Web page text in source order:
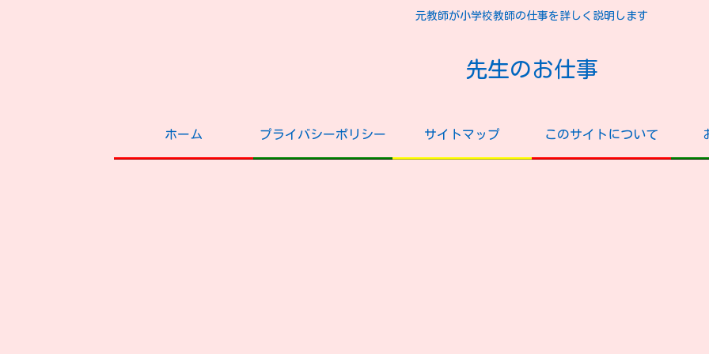
元教師が小学校教師の仕事を詳しく説明します
先生のお仕事
ホーム プライバシーポリシー サイトマップ このサイトについて